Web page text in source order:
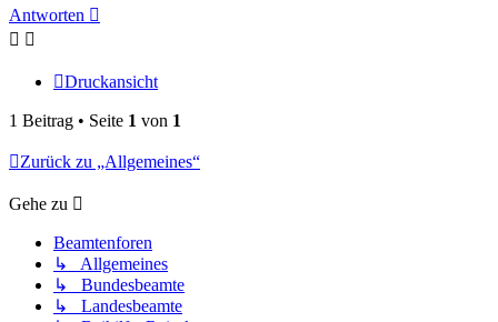
oben
Antworten
Druckansicht
1 Beitrag • Seite 1 von 1
Zurück zu „Allgemeines“
Gehe zu
Beamtenforen
↳ Allgemeines
↳ Bundesbeamte
↳ Landesbeamte